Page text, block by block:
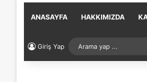
ANASAYFA HAKKIMIZDA
Giriş Yap